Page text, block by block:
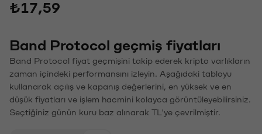
₺17,59
Band Protocol geçmiş fiyatları
Band Protocol fiyat geçmişini takip ederek kripto varlıkların
zaman içindeki performansını izleyin. Aşağıdaki tabloyu
kullanarak açılış ve kapanış değerlerini, en yüksek ve en
düşük fiyatları ve işlem hacmini kolayca görüntüleyebilirsiniz.
Seçtiğiniz günün kuru baz alınarak TL'ye çevrilmiştir.